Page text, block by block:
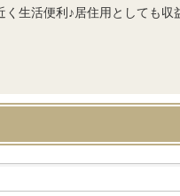
生活便利♪居住用としても収